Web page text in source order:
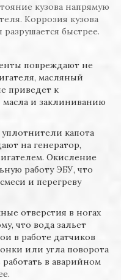
кузова напрямую
Коррозия кузова
быстрее.
повреждают не
масляный
приведет к
и заклиниванию
капота
на генератор,
Окисление
работу ЭБУ, что
и перегреву
отверстия в ногах
что вода зальет
в работе датчиков
или угла поворота
работать в аварийном